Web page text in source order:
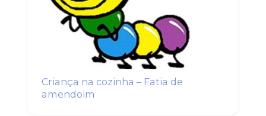
Criança na cozinha – Fatia de
amendoim